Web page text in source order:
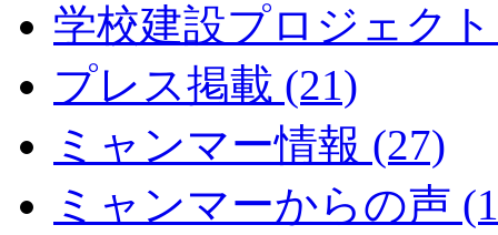
学校建設プロジェク
プレス掲載 (21)
ミャンマー情報 (27)
ミャンマーからの声